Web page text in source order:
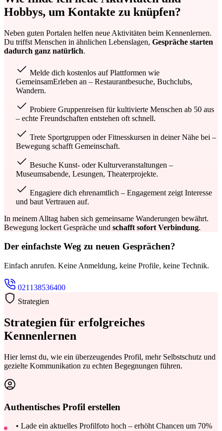
Hobbys, um Kontakte zu knüpfen?
Neben guten Portalen helfen neue Aktivitäten beim Kennenlernen.
Du triffst Menschen in ähnlichen Lebenslagen, Gespräche starten
dadurch ganz natürlich.
Melde dich kostenlos auf Plattformen wie
GemeinsamErleben an – Restaurantbesuche, Buchclubs,
Wandern.
Probiere Gruppenreisen für kultivierte Menschen ab 50 aus
– echte Freundschaften entstehen oft schnell.
Trete Sportgruppen oder Fitnesskursen in deiner Nähe bei –
Bewegung schafft Gemeinschaft.
Besuche Kunst- oder Kulturveranstaltungen –
Museumsabende, Lesungen, Theaterprojekte.
Engagiere dich ehrenamtlich – Engagement zeigt Interesse
und baut Vertrauen auf.
In meinem Alltag haben sich gemeinsame Wanderungen bewährt.
Bewegung lockert Gespräche und schafft sofort Verbindung.
Der einfachste Weg zu neuen Gesprächen?
Einfach anrufen. Keine Anmeldung, keine Profile, keine Technik.
021138536400
Strategien
Strategien für erfolgreiches
Kennenlernen
Hier lernst du, wie ein überzeugendes Profil, mehr Selbstschutz und
gezielte Kommunikation zu echten Begegnungen führen.
Authentisches Profil erstellen
• Lade ein aktuelles Profilfoto hoch – erhöht Chancen um 70%